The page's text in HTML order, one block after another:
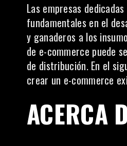
Las empresas
fundamentales en el
y ganaderos a los
de e-commerce puede
de distribución. En el
crear un e-commerce
ACERCA